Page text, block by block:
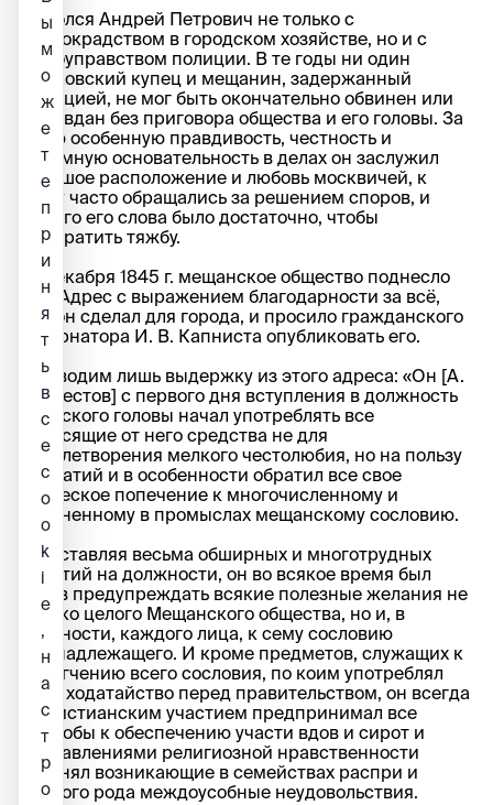
Боролся Андрей Петрович не только с
казнокрадством в городском хозяйстве, но и с
самоуправством полиции. В те годы ни один
московский купец и мещанин, задержанный
полицией, не мог быть окончательно обвинен или
оправдан без приговора общества и его головы. За
свою особенную правдивость, честность и
разумную основательность в делах он заслужил
большое расположение и любовь москвичей, к
нему часто обращались за решением споров, и
одного его слова было достаточно, чтобы
прекратить тяжбу.
18 декабря 1845 г. мещанское общество поднесло
ему Адрес с выражением благодарности за всё,
что он сделал для города, и просило гражданского
губернатора И. В. Капниста опубликовать его.
Приводим лишь выдержку из этого адреса: «Он [А.
П. Шестов] с первого дня вступления в должность
градского головы начал употреблять все
зависящие от него средства не для
удовлетворения мелкого честолюбия, но на пользу
собратий и в особенности обратил все свое
отеческое попечение к многочисленному и
стесненному в промыслах мещанскому сословию.
Не оставляя весьма обширных и многотрудных
занятий на должности, он во всякое время был
готов предупреждать всякие полезные желания не
только целого Мещанского общества, но и, в
частности, каждого лица, к сему сословию
принадлежащего. И кроме предметов, служащих к
облегчению всего сословия, по коим употреблял
свое ходатайство перед правительством, он всегда
с христианским участием предпринимал все
способы к обеспечению участи вдов и сирот и
наставлениями религиозной нравственности
изгонял возникающие в семействах распри и
всякого рода междоусобные неудовольствия.
ы
м
о
ж
е
т
е
п
р
и
н
я
т
ь
в
с
е
c
o
o
k
i
e
,
н
а
с
т
р
о